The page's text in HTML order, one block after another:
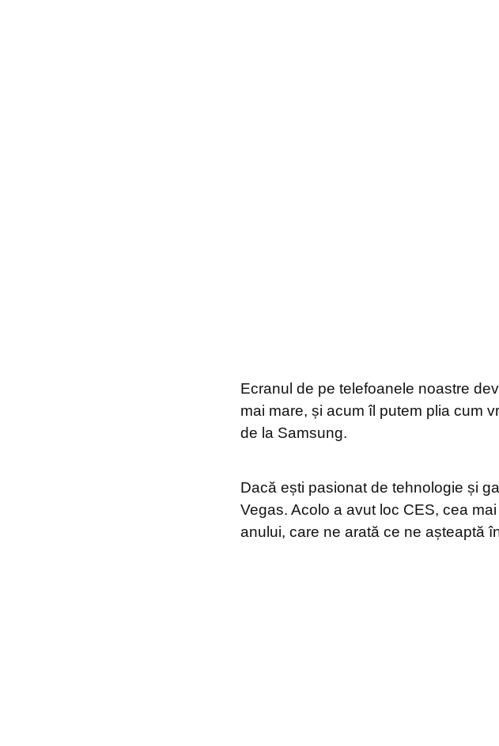
Ecranul de pe telefoanele noastre
mai mare, și acum îl putem plia cum
de la Samsung.
Dacă ești pasionat de tehnologie și
Vegas. Acolo a avut loc CES, cea
anului, care ne arată ce ne așteaptă